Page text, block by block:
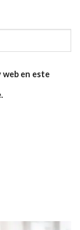
en este